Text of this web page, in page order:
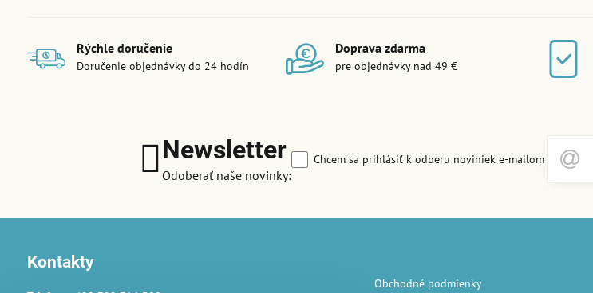
Rýchle doručenie
Doručenie objednávky do 24 hodín
Doprava zdarma
pre objednávky nad 49 €
Newsletter
Odoberať naše novinky:
Chcem sa prihlásiť k odberu noviniek e-mailom
Kontakty
Obchodné podmienky